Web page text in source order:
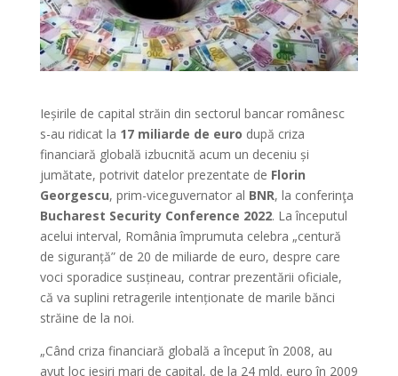
Ieșirile de capital străin din sectorul bancar românesc
s-au ridicat la 17 miliarde de euro după criza
financiară globală izbucnită acum un deceniu și
jumătate, potrivit datelor prezentate de Florin
Georgescu, prim-viceguvernator al BNR, la conferinţa
Bucharest Security Conference 2022. La începutul
acelui interval, România împrumuta celebra „centură
de siguranță” de 20 de miliarde de euro, despre care
voci sporadice susțineau, contrar prezentării oficiale,
că va suplini retragerile intenționate de marile bănci
străine de la noi.
„Când criza financiară globală a început în 2008, au
avut loc ieşiri mari de capital, de la 24 mld. euro în 2009